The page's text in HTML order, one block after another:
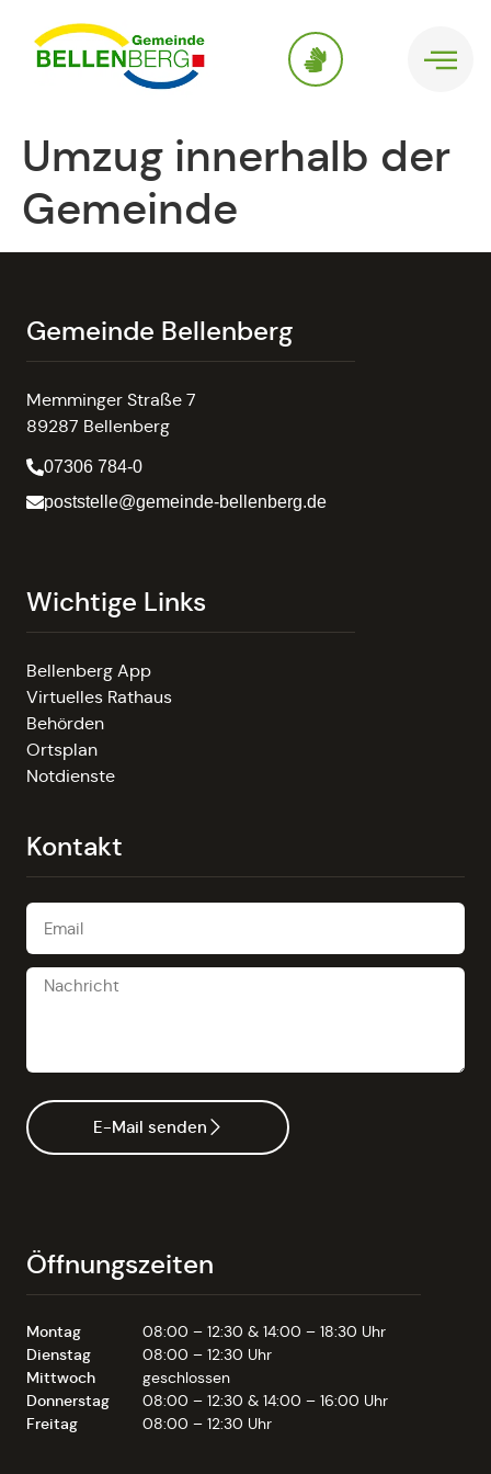
springen
Umzug innerhalb der
Gemeinde
Gemeinde Bellenberg
Memminger Straße 7
89287 Bellenberg
07306 784-0
poststelle@gemeinde-bellenberg.de
Wichtige Links
Bellenberg App
Virtuelles Rathaus
Behörden
Ortsplan
Notdienste
Kontakt
E-Mail senden
Öffnungszeiten
Montag
08:00 – 12:30 & 14:00 – 18:30 Uhr
Dienstag
08:00 – 12:30 Uhr
Mittwoch
geschlossen
Donnerstag
08:00 – 12:30 & 14:00 – 16:00 Uhr
Freitag
08:00 – 12:30 Uhr